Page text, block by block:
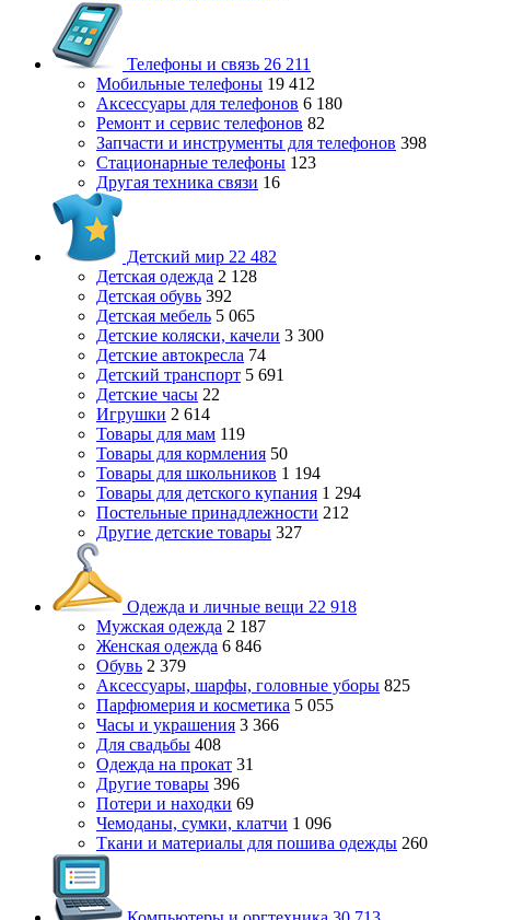
Телефоны и связь 26 211
Мобильные телефоны 19 412
Аксессуары для телефонов 6 180
Ремонт и сервис телефонов 82
Запчасти и инструменты для телефонов 398
Стационарные телефоны 123
Другая техника связи 16
Детский мир 22 482
Детская одежда 2 128
Детская обувь 392
Детская мебель 5 065
Детские коляски, качели 3 300
Детские автокресла 74
Детский транспорт 5 691
Детские часы 22
Игрушки 2 614
Товары для мам 119
Товары для кормления 50
Товары для школьников 1 194
Товары для детского купания 1 294
Постельные принадлежности 212
Другие детские товары 327
Одежда и личные вещи 22 918
Мужская одежда 2 187
Женская одежда 6 846
Обувь 2 379
Аксессуары, шарфы, головные уборы 825
Парфюмерия и косметика 5 055
Часы и украшения 3 366
Для свадьбы 408
Одежда на прокат 31
Другие товары 396
Потери и находки 69
Чемоданы, сумки, клатчи 1 096
Ткани и материалы для пошива одежды 260